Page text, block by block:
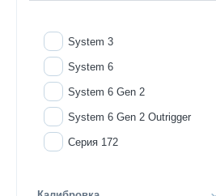
System 3
System 6
System 6 Gen 2
System 6 Gen 2 Outrigger
Серия 172